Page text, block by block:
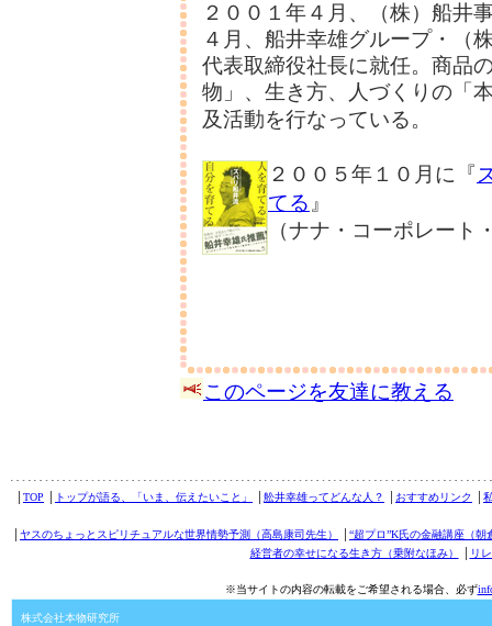
２００１年４月、（株）船井
４月、船井幸雄グループ・（
代表取締役社長に就任。商品
物」、生き方、人づくりの「
及活動を行なっている。
２００５年１０月に『
てる 』
（ナナ・コーポレー
このページを友達に教える
TOP トップが語る、「いま、伝えたいこと」 舩井幸雄ってどんな人？ おすすめリンク
ヤスのちょっとスピリチュアルな世界情勢予測（高島康司先生）
“超プロ”K氏の金融講座（朝
経営者の幸せになる生き方（乗附なほみ）
リ
※当サイトの内容の転載をご希望される場合、必ず
株式会社本物研究所